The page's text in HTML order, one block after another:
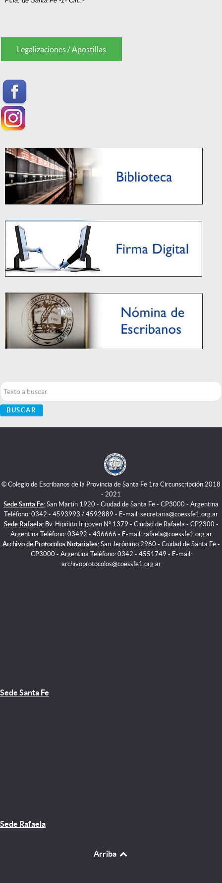
Buscar...
BUSCAR
© Colegio de Escribanos de la Provincia de Santa Fe 1ra Circunscripción 2018
- 2021
Sede Santa Fe: San Martín 1920 - Ciudad de Santa Fe - CP3000 - Argentina
Teléfono: 0342 - 4593993 / 4592889 - E-mail: secretaria@coessfe1.org.ar
Sede Rafaela:Bv. Hipólito Irigoyen N° 1379 - Ciudad de Rafaela - CP2300 -
Argentina Teléfono: 03492 - 436666 - E-mail: rafaela@coessfe1.org.ar
Archivo de Protocolos Notariales:San Jerónimo 2960 - Ciudad de Santa Fe -
CP3000 - Argentina Teléfono: 0342 - 4551749 - E-mail:
archivoprotocolos@coessfe1.org.ar
Sede Santa Fe
Sede Rafaela
Arriba